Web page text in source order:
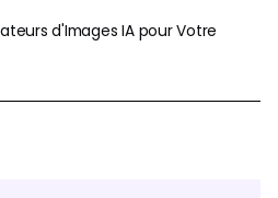
d'Images IA pour Votre